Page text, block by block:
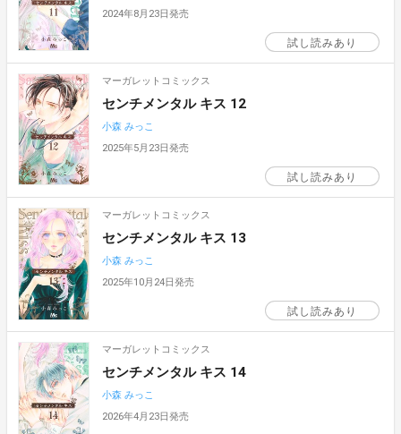
2024年8月23日発売
試し読みあり
マーガレットコミックス
センチメンタル キス 12
小森 みっこ
2025年5月23日発売
試し読みあり
マーガレットコミックス
センチメンタル キス 13
小森 みっこ
2025年10月24日発売
試し読みあり
マーガレットコミックス
センチメンタル キス 14
小森 みっこ
2026年4月23日発売